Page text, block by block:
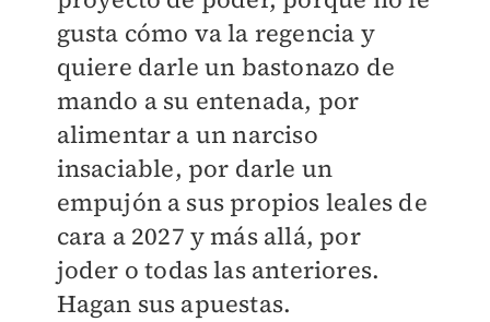
gusta cómo va la regencia y
quiere darle un bastonazo de
mando a su entenada, por
alimentar a un narciso
insaciable, por darle un
empujón a sus propios leales de
cara a 2027 y más allá, por
joder o todas las anteriores.
Hagan sus apuestas.